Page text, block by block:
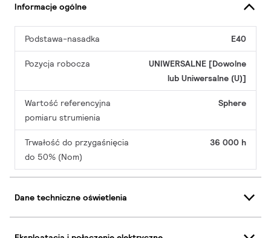
Informacje ogólne
Podstawa-nasadka E40
Pozycja robocza
UNIWERSALNE [Dowolne
lub Uniwersalne (U)]
Wartość referencyjna
pomiaru strumienia
Sphere
Trwałość do przygaśnięcia
do 50% (Nom)
36 000 h
Dane techniczne oświetlenia